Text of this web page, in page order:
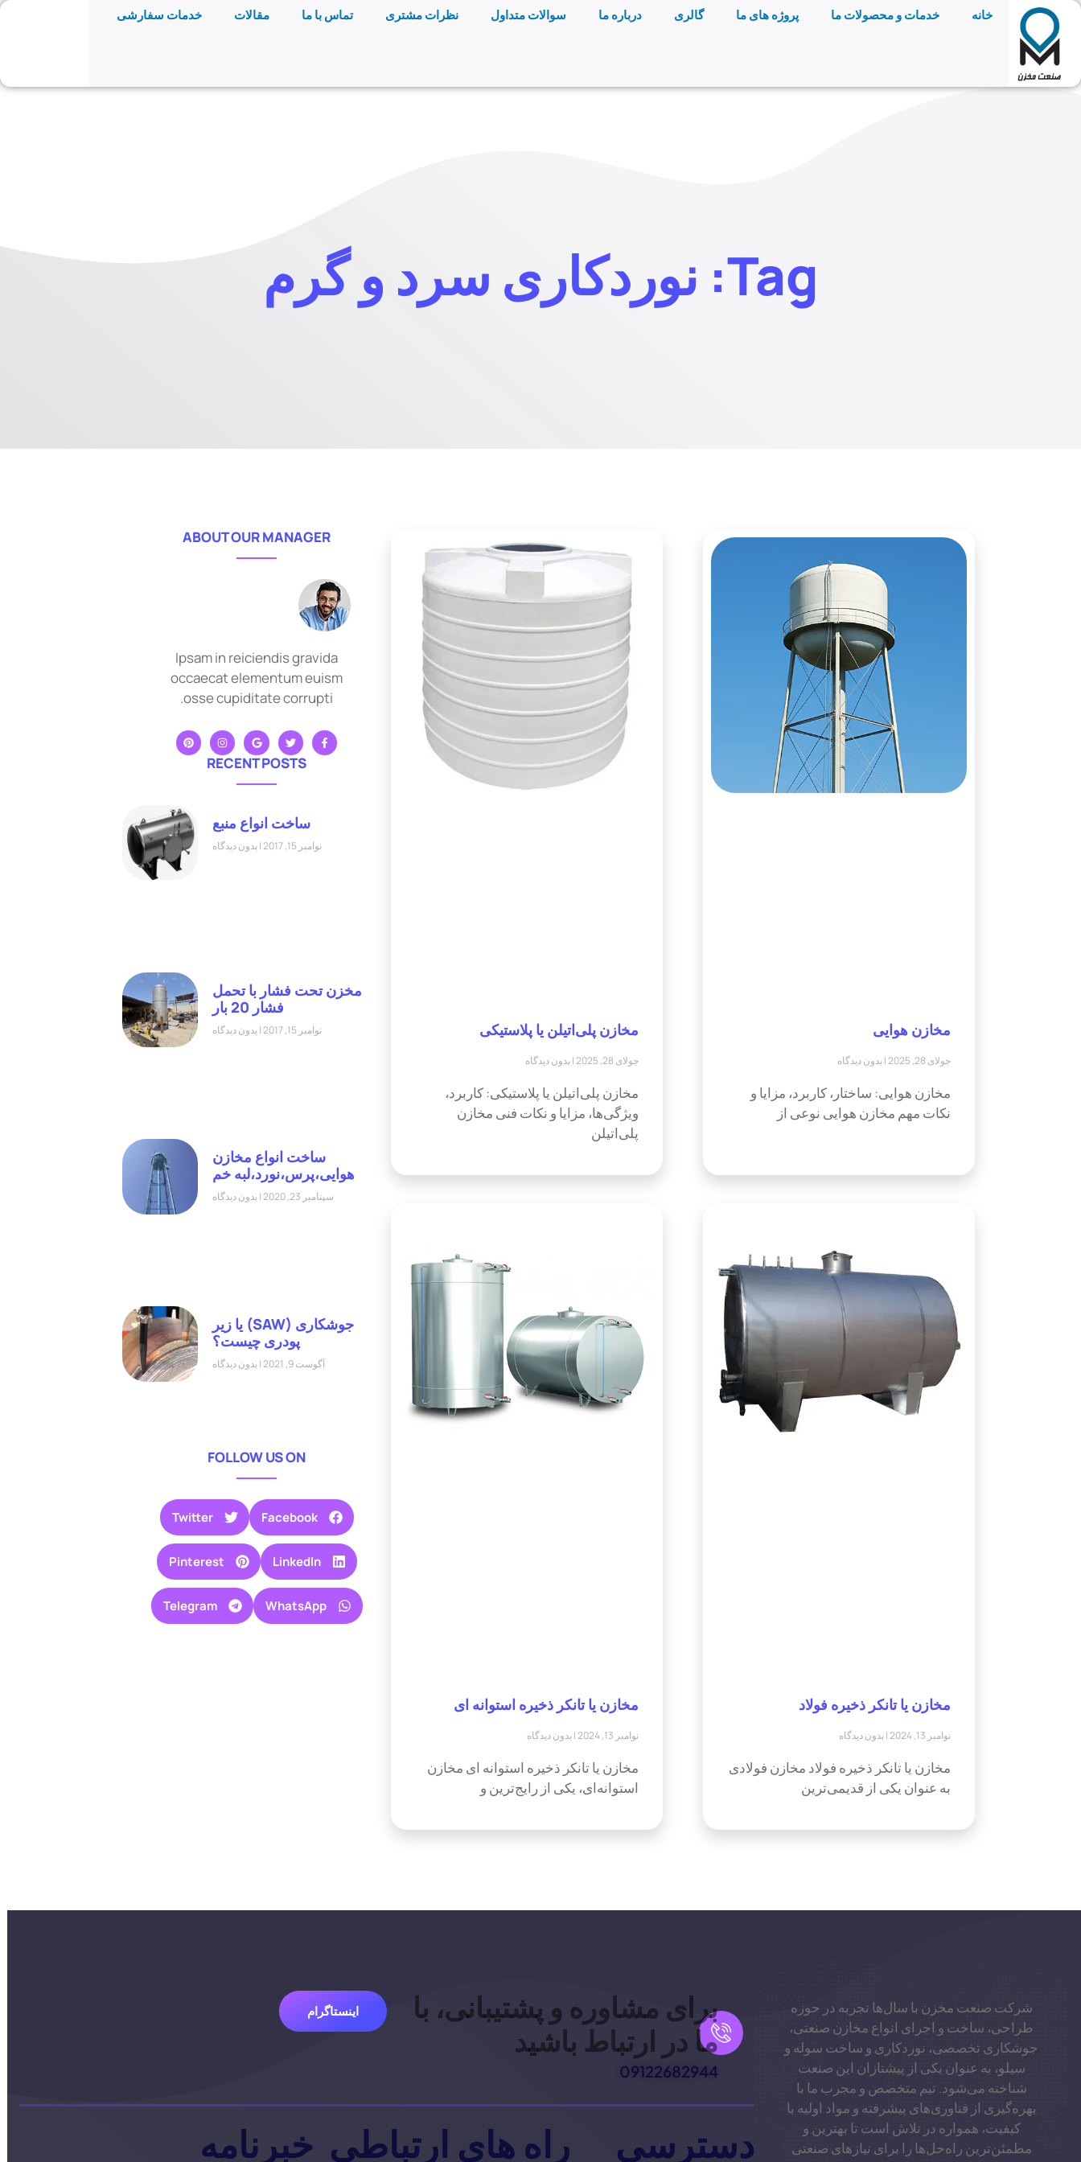
خانه خدمات و محصولات ما پروژه های ما گالری درباره ما سوالات متداول نظرات مشتری تماس با ما مقالات خدمات سفارشی
Tag: نوردکاری سرد و گرم
مخازن هوایی
جولای 28, 2025 بدون دیدگاه
مخازن هوایی: ساختار، کاربرد، مزایا و
نکات مهم مخازن هوایی نوعی از
مخازن پلی‌اتیلن یا پلاستیکی
جولای 28, 2025 بدون دیدگاه
مخازن پلی‌اتیلن یا پلاستیکی: کاربرد،
ویژگی‌ها، مزایا و نکات فنی مخازن
پلی‌اتیلن
مخازن یا تانکر ذخیره فولاد
نوامبر 13, 2024 بدون دیدگاه
مخازن یا تانکر ذخیره فولاد مخازن فولادی
به عنوان یکی از قدیمی‌ترین
مخازن یا تانکر ذخیره استوانه ای
نوامبر 13, 2024 بدون دیدگاه
مخازن یا تانکر ذخیره استوانه ای مخازن
استوانه‌ای، یکی از رایج‌ترین و
ABOUT OUR MANAGER
Ipsam in reiciendis gravida
occaecat elementum euism
osse cupiditate corrupti.
RECENT POSTS
ساخت انواع منبع
نوامبر 15, 2017 بدون دیدگاه
مخزن تحت فشار با تحمل
فشار 20 بار
نوامبر 15, 2017 بدون دیدگاه
ساخت انواع مخازن
هوایی،پرس،نورد،لبه خم
سپتامبر 23, 2020 بدون دیدگاه
جوشکاری (SAW) یا زیر
پودری چیست؟
آگوست 9, 2021 بدون دیدگاه
FOLLOW US ON
Facebook
Twitter
LinkedIn
Pinterest
WhatsApp
Telegram
شرکت صنعت مخزن با سال‌ها تجربه در حوزه
طراحی، ساخت و اجرای انواع مخازن صنعتی،
جوشکاری تخصصی، نوردکاری و ساخت سوله و
سیلو، به عنوان یکی از پیشتازان این صنعت
شناخته می‌شود. تیم متخصص و مجرب ما با
بهره‌گیری از فناوری‌های پیشرفته و مواد اولیه با
کیفیت، همواره در تلاش است تا بهترین و
مطمئن‌ترین راه‌حل‌ها را برای نیازهای صنعتی
برای مشاوره و پشتیبانی، با
ما در ارتباط باشید
09122682944
اینستاگرام
دسترسی راه های ارتباطی خبرنامه